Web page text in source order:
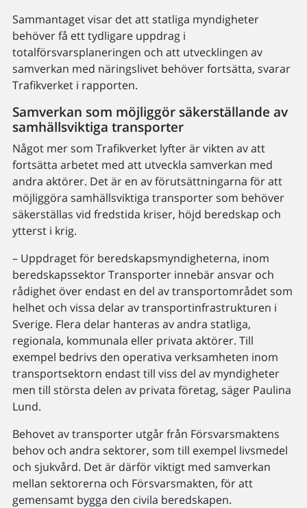
Sammantaget visar det att statliga myndigheter
behöver få ett tydligare uppdrag i
totalförsvarsplaneringen och att utvecklingen av
samverkan med näringslivet behöver fortsätta, svarar
Trafikverket i rapporten.
Samverkan som möjliggör säkerställande av
samhällsviktiga transporter
Något mer som Trafikverket lyfter är vikten av att
fortsätta arbetet med att utveckla samverkan med
andra aktörer. Det är en av förutsättningarna för att
möjliggöra samhällsviktiga transporter som behöver
säkerställas vid fredstida kriser, höjd beredskap och
ytterst i krig.
– Uppdraget för beredskapsmyndigheterna, inom
beredskapssektor Transporter innebär ansvar och
rådighet över endast en del av transportområdet som
helhet och vissa delar av transportinfrastrukturen i
Sverige. Flera delar hanteras av andra statliga,
regionala, kommunala eller privata aktörer. Till
exempel bedrivs den operativa verksamheten inom
transportsektorn endast till viss del av myndigheter
men till största delen av privata företag, säger Paulina
Lund.
Behovet av transporter utgår från Försvarsmaktens
behov och andra sektorer, som till exempel livsmedel
och sjukvård. Det är därför viktigt med samverkan
mellan sektorerna och Försvarsmakten, för att
gemensamt bygga den civila beredskapen.